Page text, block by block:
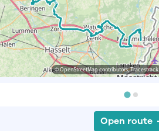
© OpenStreetMap contributors, Tracestrack
Open route